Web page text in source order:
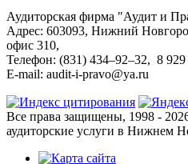
Аудиторская фирма "Аудит и
Адрес: 603093, Нижний
офис 310,
Телефон: (831) 434–92–32, 8 929
E-mail: audit-i-pravo@ya.ru
Все права защищены, 1998 -
аудиторские услуги в Нижнем